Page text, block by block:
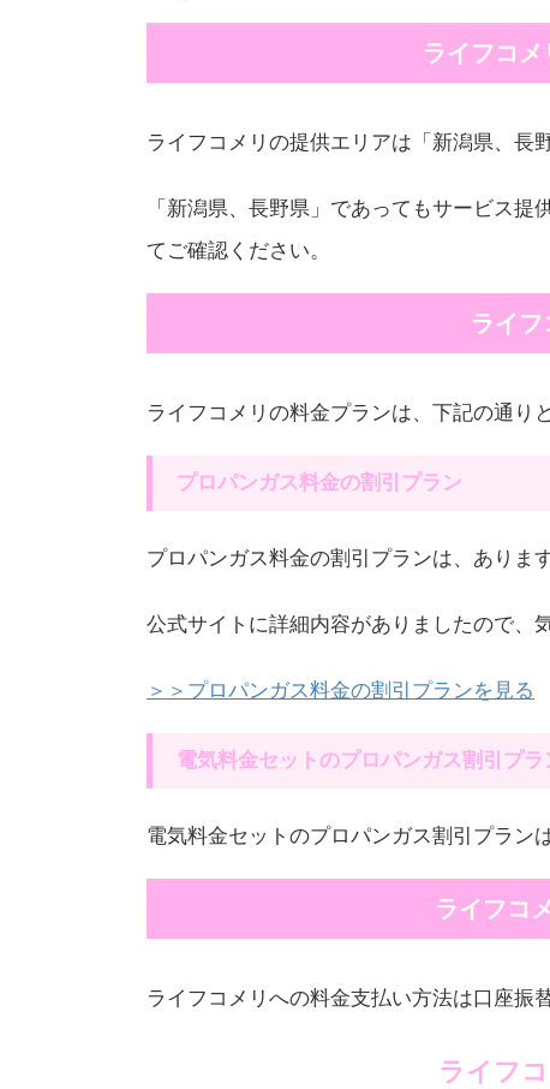
ライフコ
ライフコメリの提供エリアは「新潟県、長
「新潟県、長野県」であってもサービス
てご確認ください。
ライ
ライフコメリの料金プランは、下記の通り
プロパンガス料金の割引プラン
プロパンガス料金の割引プランは、あります
公式サイトに詳細内容がありましたので、
＞＞プロパンガス料金の割引プランを見る
電気料金セットのプロパンガス割引プラ
電気料金セットのプロパンガス割引プラン
ライフコ
ライフコメリへの料金支払い方法は口座振
ライフ